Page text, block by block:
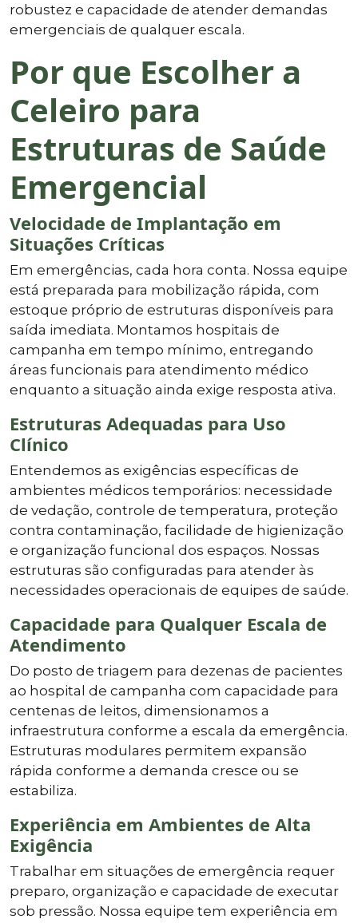
robustez e capacidade de atender demandas
emergenciais de qualquer escala.
Por que Escolher a
Celeiro para
Estruturas de Saúde
Emergencial
Velocidade de Implantação em
Situações Críticas
Em emergências, cada hora conta. Nossa equipe
está preparada para mobilização rápida, com
estoque próprio de estruturas disponíveis para
saída imediata. Montamos hospitais de
campanha em tempo mínimo, entregando
áreas funcionais para atendimento médico
enquanto a situação ainda exige resposta ativa.
Estruturas Adequadas para Uso
Clínico
Entendemos as exigências específicas de
ambientes médicos temporários: necessidade
de vedação, controle de temperatura, proteção
contra contaminação, facilidade de higienização
e organização funcional dos espaços. Nossas
estruturas são configuradas para atender às
necessidades operacionais de equipes de saúde.
Capacidade para Qualquer Escala de
Atendimento
Do posto de triagem para dezenas de pacientes
ao hospital de campanha com capacidade para
centenas de leitos, dimensionamos a
infraestrutura conforme a escala da emergência.
Estruturas modulares permitem expansão
rápida conforme a demanda cresce ou se
estabiliza.
Experiência em Ambientes de Alta
Exigência
Trabalhar em situações de emergência requer
preparo, organização e capacidade de executar
sob pressão. Nossa equipe tem experiência em